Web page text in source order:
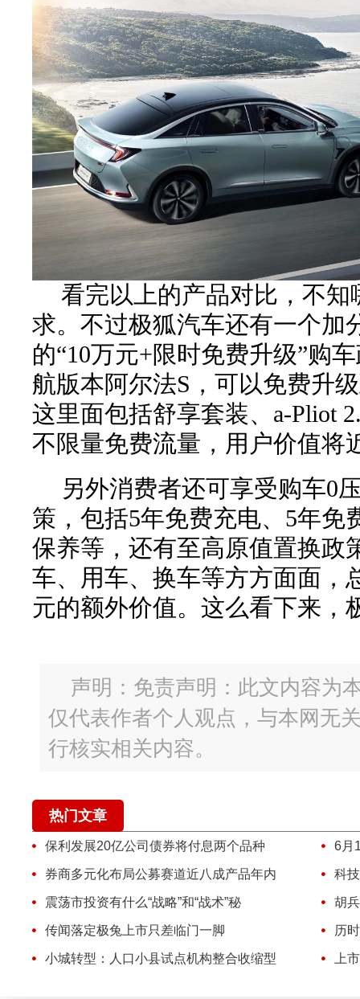
看完以上的产品对比，不
求。不过极狐汽车还有一个加
的“10万元+限时免费升级”购
航版本阿尔法S，可以免费升
这里面包括舒享套装、a-Pliot
不限量免费流量，用户价值将
另外消费者还可享受购车0
策，包括5年免费充电、5年免
保养等，还有至高原值置换政
车、用车、换车等方方面面，
元的额外价值。这么看下来，
声明：免责声明：此文内容为
仅代表作者个人观点，与本网无
行核实相关内容。
热门文章
保利发展20亿公司债券将付息两个品种 6月
券商多元化布局公募赛道近八成产品年内 科
震荡市投资有什么“战略”和“战术”秘 胡
传闻落定极兔上市只差临门一脚 历
小城转型：人口小县试点机构整合收缩型 上